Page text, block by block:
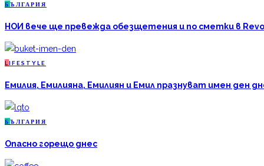
Б ЪЛГАРИЯ
НОИ вече ще превежда обезщетения и по сметки в
L IFESTYLE
Емилия, Емилияна, Емилиян и Емил празнуват имен ден
Б ЪЛГАРИЯ
Опасно горещо днес